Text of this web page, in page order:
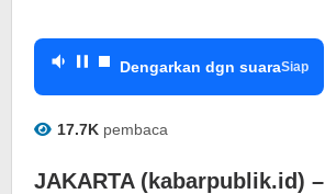
Dengarkan dgn suaraSiap
17.7K pembaca
JAKARTA (kabarpublik.id) –